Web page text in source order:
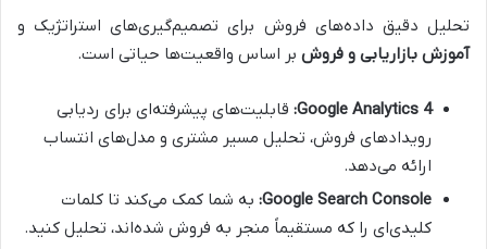
تحلیل دقیق داده‌های فروش برای تصمیم‌گیری‌های استراتژیک و
آموزش بازاریابی و فروش بر اساس واقعیت‌ها حیاتی است.
Google Analytics 4: قابلیت‌های پیشرفته‌ای برای ردیابی
رویدادهای فروش، تحلیل مسیر مشتری و مدل‌های انتساب
ارائه می‌دهد.
Google Search Console: به شما کمک می‌کند تا کلمات
کلیدی‌ای را که مستقیماً منجر به فروش شده‌اند، تحلیل کنید.